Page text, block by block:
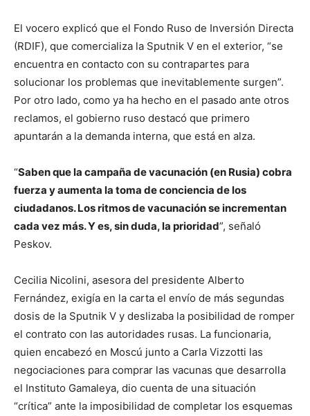
El vocero explicó que el Fondo Ruso de Inversión Directa
(RDIF), que comercializa la Sputnik V en el exterior, “se
encuentra en contacto con su contrapartes para
solucionar los problemas que inevitablemente surgen”.
Por otro lado, como ya ha hecho en el pasado ante otros
reclamos, el gobierno ruso destacó que primero
apuntarán a la demanda interna, que está en alza.
“Saben que la campaña de vacunación (en Rusia) cobra
fuerza y aumenta la toma de conciencia de los
ciudadanos. Los ritmos de vacunación se incrementan
cada vez más. Y es, sin duda, la prioridad”, señaló
Peskov.
Cecilia Nicolini, asesora del presidente Alberto
Fernández, exigía en la carta el envío de más segundas
dosis de la Sputnik V y deslizaba la posibilidad de romper
el contrato con las autoridades rusas. La funcionaria,
quien encabezó en Moscú junto a Carla Vizzotti las
negociaciones para comprar las vacunas que desarrolla
el Instituto Gamaleya, dio cuenta de una situación
“crítica” ante la imposibilidad de completar los esquemas